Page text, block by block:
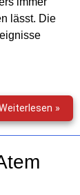
lässt. Die
»
(38)